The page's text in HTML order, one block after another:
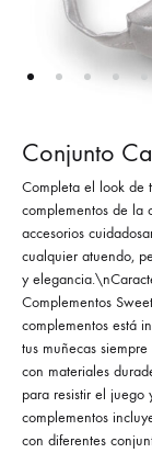
Conjunto
Completa el look de
complementos de la
accesorios
cualquier atuendo,
y
Complementos
complementos está
tus muñecas
con materiales
para resistir el juego
complementos
con diferentes